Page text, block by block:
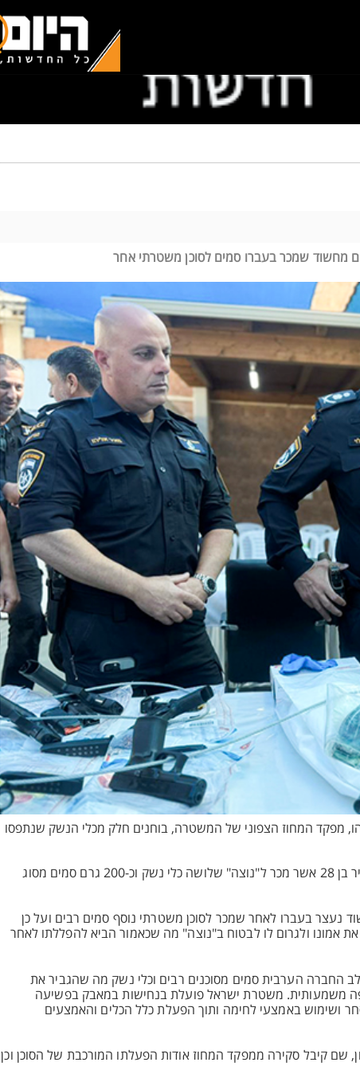
מחשוד שמכר בעברו סמים לסוכן משטרתי אחר
מפקד המחוז הצפוני של המשטרה, בוחנים חלק מכלי הנשק שנתפסו
הבוקר, עם סיום הפעלתו של "הנוצה" - הסוכן הסמוי שחצה את הקווים, נעצר תושב זרזיר בן 28 אשר מכר ל"נוצה" שלושה כלי נשק וכ-200 גרם סמים מסוג
בעברו לאחר שמכר לסוכן משטרתי נוסף סמים רבים ועל כן
אמונו ולגרום לו לבטוח ב"נוצה" מה שכאמור הביא להפללתו לאחר
החברה הערבית סמים מסוכנים רבים וכלי נשק מה שהגביר את
משמעותית. משטרת ישראל פועלת בנחישות במאבק בפשיעה
ושימוש באמצעי לחימה ותוך הפעלת כלל הכלים והאמצעים
קיבל סקירה ממפקד המחוז אודות הפעלתו המורכבת של הסוכן וכן